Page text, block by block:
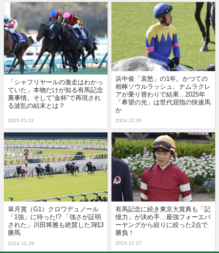
「シャフリヤールの激走はわかっ
ていた」本物だけが知る有馬記念
裏事情。そして“金杯”で再現され
る波乱の結末とは？
2025.01.02
浜中俊「哀愁」の1年。かつての
相棒ソウルラッシュ、ナムラクレ
アが乗り替わりで結果…2025年
「希望の光」は世代屈指の快速馬
か
2024.12.30
皐月賞（G1）クロワデュノール
「1強」に待った!? 「強さが証明
された」川田将雅も絶賛した3戦3
勝馬
2024.12.29
有馬記念に続き東京大賞典も「記
憶力」が決め手…最強フォーエバ
ーヤングから絞りに絞った2点で
勝負！
2024.12.27